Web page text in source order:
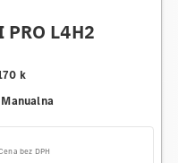
L4H2
k
Manualna
bez DPH